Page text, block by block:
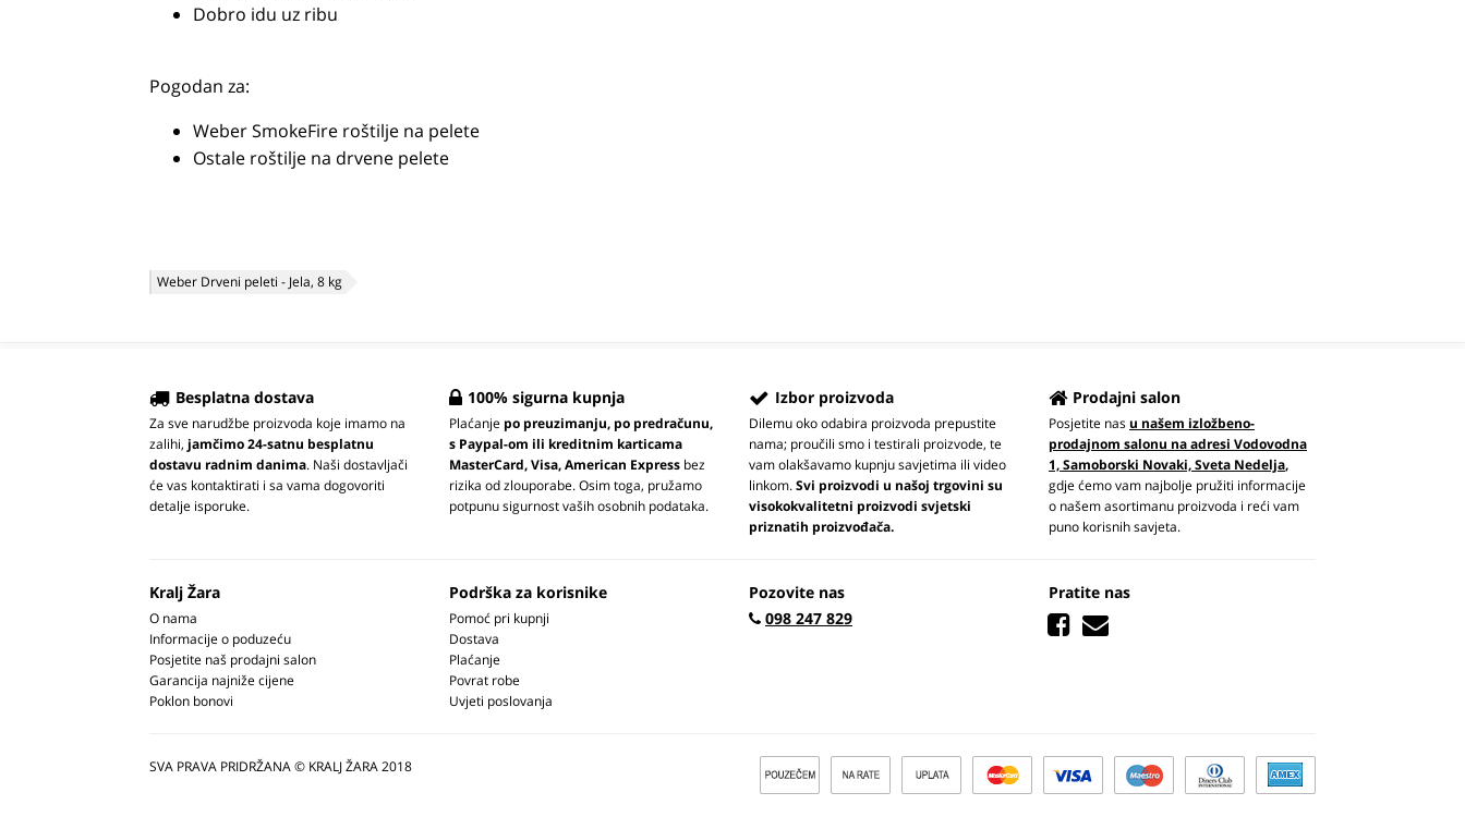
Dobro idu uz ribu
Pogodan za:
Weber SmokeFire roštilje na pelete
Ostale roštilje na drvene pelete
Weber Drveni peleti - Jela, 8 kg
Besplatna dostava
Za sve narudžbe proizvoda koje imamo na
zalihi, jamčimo 24-satnu besplatnu
dostavu radnim danima. Naši dostavljači
će vas kontaktirati i sa vama dogovoriti
detalje isporuke.
100% sigurna kupnja
Plaćanje po preuzimanju, po predračunu,
s Paypal-om ili kreditnim karticama
MasterCard, Visa, American Express bez
rizika od zlouporabe. Osim toga, pružamo
potpunu sigurnost vaših osobnih podataka.
Izbor proizvoda
Dilemu oko odabira proizvoda prepustite
nama; proučili smo i testirali proizvode, te
vam olakšavamo kupnju savjetima ili video
linkom.Svi proizvodi u našoj trgovini su
visokokvalitetni proizvodi svjetski
priznatih proizvođača.
Prodajni salon
Posjetite nasu našem izložbeno-
prodajnom salonu na adresi Vodovodna
1, Samoborski Novaki, Sveta Nedelja,
gdje ćemo vam najbolje pružiti informacije
o našem asortimanu proizvoda i reći vam
puno korisnih savjeta.
Kralj Žara
O nama
Informacije o poduzeću
Posjetite naš prodajni salon
Garancija najniže cijene
Poklon bonovi
Podrška za korisnike
Pomoć pri kupnji
Dostava
Plaćanje
Povrat robe
Uvjeti poslovanja
Pozovite nas
098 247 829
Pratite nas
SVA PRAVA PRIDRŽANA © KRALJ ŽARA 2018